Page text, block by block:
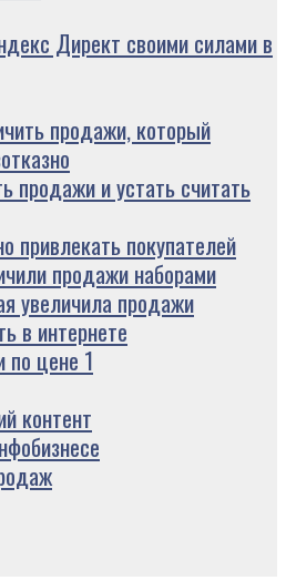
Директ своими силами в
продажи, который
продажи и устать считать
привлекать покупателей
продажи наборами
увеличила продажи
в интернете
по цене 1
контент